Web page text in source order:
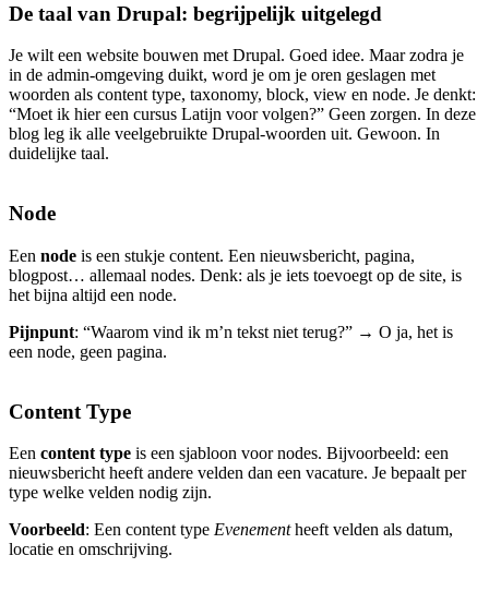
De taal van Drupal: begrijpelijk uitgelegd
Je wilt een website bouwen met Drupal. Goed idee. Maar zodra je
in de admin-omgeving duikt, word je om je oren geslagen met
woorden als content type, taxonomy, block, view en node. Je denkt:
“Moet ik hier een cursus Latijn voor volgen?” Geen zorgen. In deze
blog leg ik alle veelgebruikte Drupal-woorden uit. Gewoon. In
duidelijke taal.
Node
Een node is een stukje content. Een nieuwsbericht, pagina,
blogpost… allemaal nodes. Denk: als je iets toevoegt op de site, is
het bijna altijd een node.
Pijnpunt: “Waarom vind ik m’n tekst niet terug?” → O ja, het is
een node, geen pagina.
Content Type
Een content type is een sjabloon voor nodes. Bijvoorbeeld: een
nieuwsbericht heeft andere velden dan een vacature. Je bepaalt per
type welke velden nodig zijn.
Voorbeeld: Een content type Evenementheeft velden als datum,
locatie en omschrijving.